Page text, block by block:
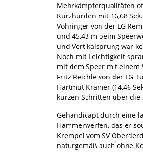
Mehrkämpferqualitäten
Kurzhürden mit 16,68
Vöhringer von der LG
und 45,43 m beim
und Vertikalsprung war
Noch mit Leichtigkeit
mit dem Speer mit einem
Fritz Reichle von der LG
Hartmut Krämer (14,46
kurzen Schritten über die
Gehandicapt durch eine
Hammerwerfen, das er
Krempel vom SV
naturgemäß auch ohne